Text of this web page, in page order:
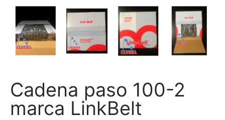
Cadena paso 100-2
marca LinkBelt